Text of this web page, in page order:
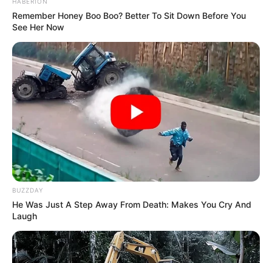
Remember Honey Boo Boo? Better To Sit Down Before You
See Her Now
BUZZDAY
He Was Just A Step Away From Death: Makes You Cry And
Laugh